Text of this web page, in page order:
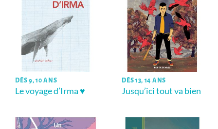
DÈS 9, 10 ANS
Le voyage d’Irma ♥
DÈS 13, 14 ANS
Jusqu’ici tout va bien